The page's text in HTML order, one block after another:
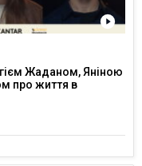
Жаданом, Яніною
про життя в